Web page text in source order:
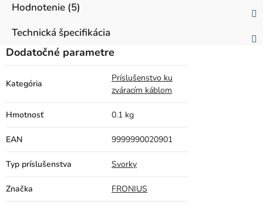
Hodnotenie (5)
Technická špecifikácia
Dodatočné parametre
Kategória
Príslušenstvo ku
zváracím káblom
Hmotnosť 0.1 kg
EAN 9999990020901
Typ príslušenstva Svorky
Značka FRONIUS